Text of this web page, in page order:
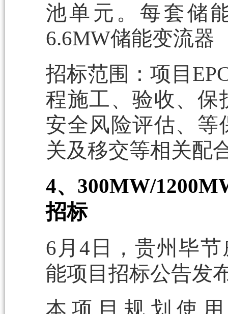
池单元。每套储
6.6MW储能变流器
招标范围：项目
程施工、验收、保
安全风险评估、等
关及移交等相关配
4、300MW/
招标
6月4日，贵州毕节
能项目招标公告发
本项目规划使